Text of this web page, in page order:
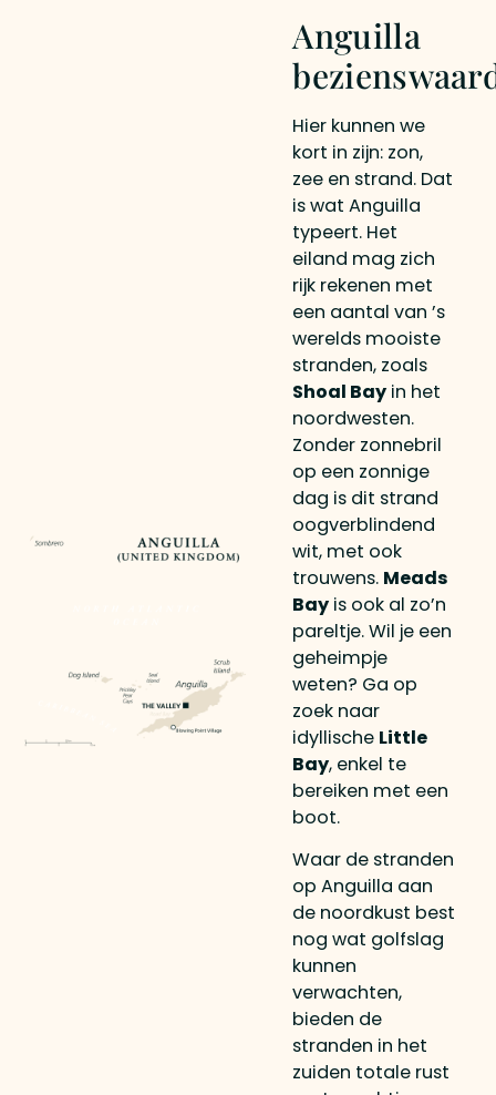
Anguilla
Hier kunnen we
kort in zijn: zon,
zee en strand. Dat
is wat Anguilla
typeert. Het
eiland mag zich
rijk rekenen met
een aantal van ’s
werelds mooiste
stranden, zoals
Shoal Bay in het
noordwesten.
Zonder zonnebril
op een zonnige
dag is dit strand
oogverblindend
wit, met ook
trouwens. Meads
Bay is ook al zo’n
pareltje. Wil je een
geheimpje
weten? Ga op
zoek naar
idyllische Little
Bay, enkel te
bereiken met een
boot.
Waar de stranden
op Anguilla aan
de noordkust best
nog wat golfslag
kunnen
verwachten,
bieden de
stranden in het
zuiden totale rust